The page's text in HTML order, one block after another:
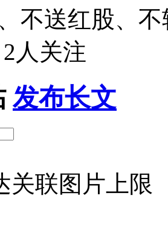
不送红股、
2人关注
发布长文
关联图片上限